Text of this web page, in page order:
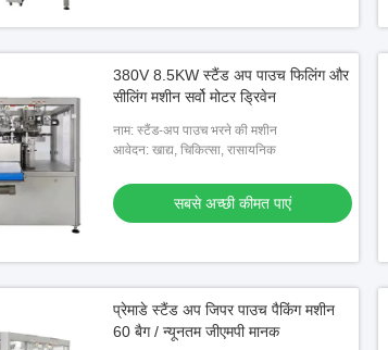
380V 8.5KW स्टैंड अप पाउच फिलिंग और
सीलिंग मशीन सर्वो मोटर ड्रिवेन
नाम: स्टैंड-अप पाउच भरने की मशीन
आवेदन: खाद्य, चिकित्सा, रासायनिक
सबसे अच्छी कीमत पाएं
प्रेमाडे स्टैंड अप जिपर पाउच पैकिंग मशीन
60 बैग / न्यूनतम जीएमपी मानक